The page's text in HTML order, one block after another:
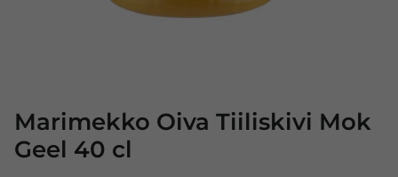
Marimekko Oiva Tiiliskivi Mok
Geel 40 cl